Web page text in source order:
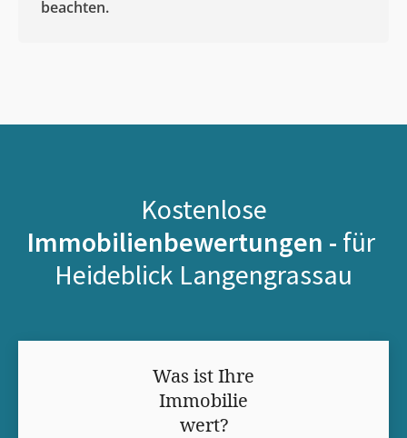
beachten.
Kostenlose
Immobilienbewertungen - für
Heideblick Langengrassau
Was ist Ihre
Immobilie
wert?